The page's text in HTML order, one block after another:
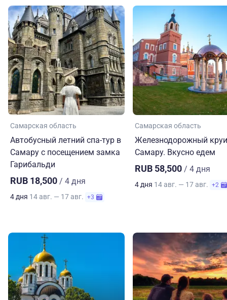
Самарская область
Автобусный летний спа-тур в
Самару с посещением замка
Гарибальди
RUB 18,500 / 4 дня
4 дня 14 авг. — 17 авг. +3
Самарская область
Железнодорожный
Самару. Вкусно едем
RUB 58,500 / 4 дня
4 дня 14 авг. — 17 авг. +2